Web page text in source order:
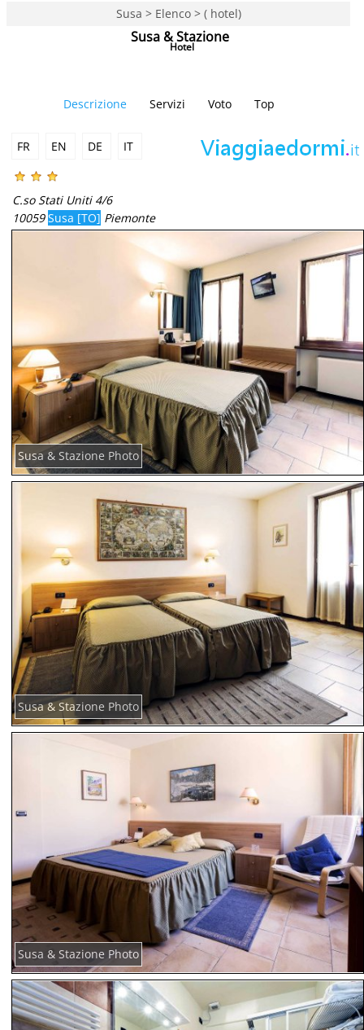
Susa > Elenco > ( hotel)
Susa & Stazione
Hotel
Descrizione Servizi Voto Top
FR EN DE IT
C.so Stati Uniti 4/6
10059Susa [TO] Piemonte
Susa & Stazione Photo
Susa & Stazione Photo
Susa & Stazione Photo